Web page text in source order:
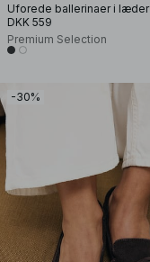
Uforede ballerinaer i læder
DKK 559
Premium Selection
-30%